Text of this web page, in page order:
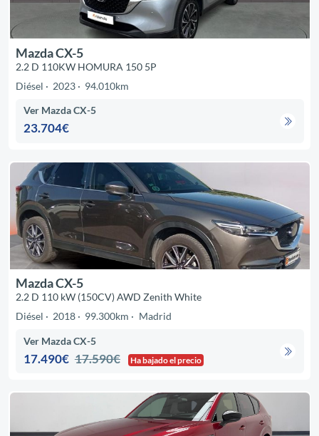
Mazda CX-5
2.2 D 110KW HOMURA 150 5P
Diésel
2023 94.010km
Ver Mazda CX-5
23.704€
Mazda CX-5
2.2 D 110 kW (150CV) AWD Zenith White
Diésel
2018 99.300km Madrid
Ver Mazda CX-5
17.490€ 17.590€ Ha bajado el precio